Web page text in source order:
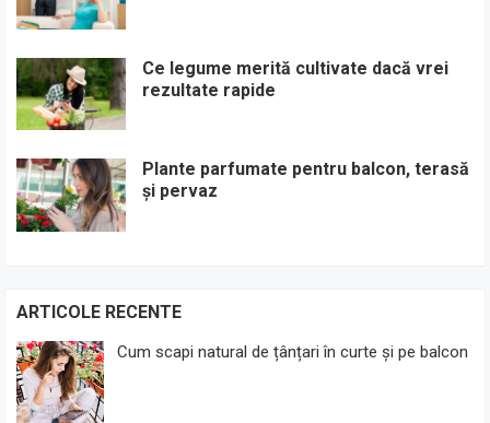
Ce legume merită cultivate dacă vrei
rezultate rapide
Plante parfumate pentru balcon, terasă
și pervaz
ARTICOLE RECENTE
Cum scapi natural de țânțari în curte și pe balcon